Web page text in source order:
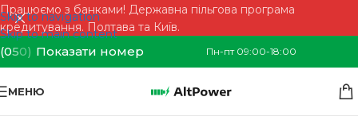
Skip to navigation
Skip to main content
Працюємо з банками! Державна пільгова програма
кредитування. Полтава та Київ.
(050) Показати номер Пн-пт 09:00-18:00
МЕНЮ